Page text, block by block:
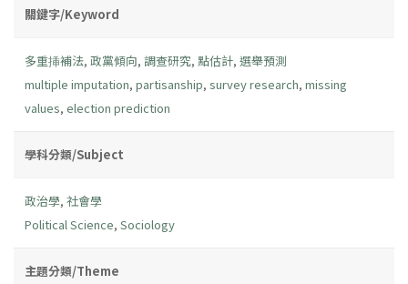
關鍵字/Keyword
多重挿補法, 政黨傾向, 調查研究, 點估計, 選舉預測
multiple imputation, partisanship, survey research, missing
values, election prediction
學科分類/Subject
政治學, 社會學
Political Science, Sociology
主題分類/Theme